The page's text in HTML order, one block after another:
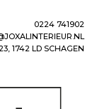
0224 741902
1742 LD SCHAGEN